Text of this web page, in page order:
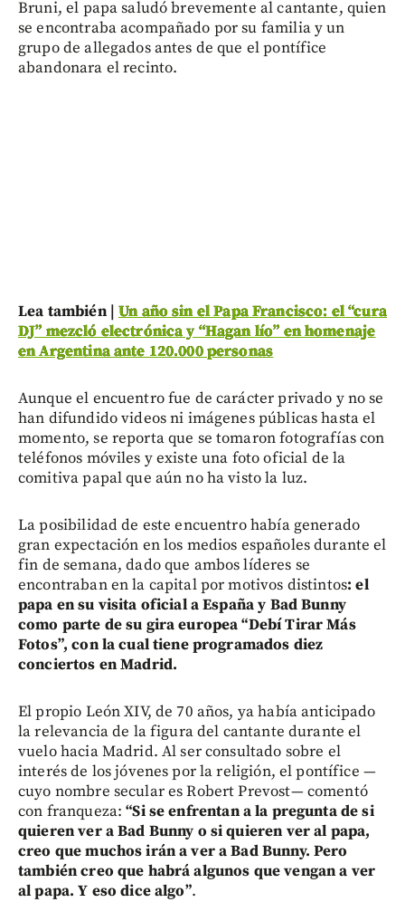
Bruni, el papa saludó brevemente al cantante, quien
se encontraba acompañado por su familia y un
grupo de allegados antes de que el pontífice
abandonara el recinto.
Lea también |Un año sin el Papa Francisco: el “cura
DJ” mezcló electrónica y “Hagan lío” en homenaje
en Argentina ante 120.000 personas
Aunque el encuentro fue de carácter privado y no se
han difundido videos ni imágenes públicas hasta el
momento, se reporta que se tomaron fotografías con
teléfonos móviles y existe una foto oficial de la
comitiva papal que aún no ha visto la luz.
La posibilidad de este encuentro había generado
gran expectación en los medios españoles durante el
fin de semana, dado que ambos líderes se
encontraban en la capital por motivos distintos: el
papa en su visita oficial a España y Bad Bunny
como parte de su gira europea “Debí Tirar Más
Fotos”, con la cual tiene programados diez
conciertos en Madrid.
El propio León XIV, de 70 años, ya había anticipado
la relevancia de la figura del cantante durante el
vuelo hacia Madrid. Al ser consultado sobre el
interés de los jóvenes por la religión, el pontífice —
cuyo nombre secular es Robert Prevost— comentó
con franqueza:“Si se enfrentan a la pregunta de si
quieren ver a Bad Bunny o si quieren ver al papa,
creo que muchos irán a ver a Bad Bunny. Pero
también creo que habrá algunos que vengan a ver
al papa. Y eso dice algo”.